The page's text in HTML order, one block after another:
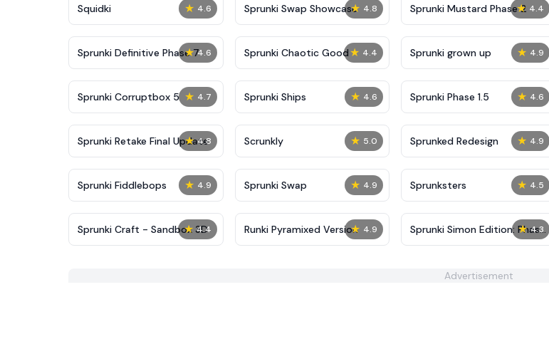
★ 4.6
Squidki ★ 4.8
Sprunki Swap Showcase ★ 4.4
Sprunki Mustard Phase 2
★ 4.6
Sprunki Definitive Phase 7 ★ 4.4
Sprunki Chaotic Good ★ 4.9
Sprunki grown up
★ 4.7
Sprunki Corruptbox 5 ★ 4.6
Sprunki Ships ★ 4.6
Sprunki Phase 1.5
★ 4.8
Sprunki Retake Final Update ★ 5.0
Scrunkly ★ 4.9
Sprunked Redesign
★ 4.9
Sprunki Fiddlebops ★ 4.9
Sprunki Swap ★ 4.5
Sprunksters
★ 4.4
Sprunki Craft - Sandbox 3D ★ 4.9
Runki Pyramixed Version ★ 4.3
Sprunki Simon Edition: Phase
4
Advertisement